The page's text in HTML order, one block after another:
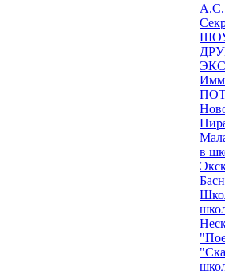
А.С.
в